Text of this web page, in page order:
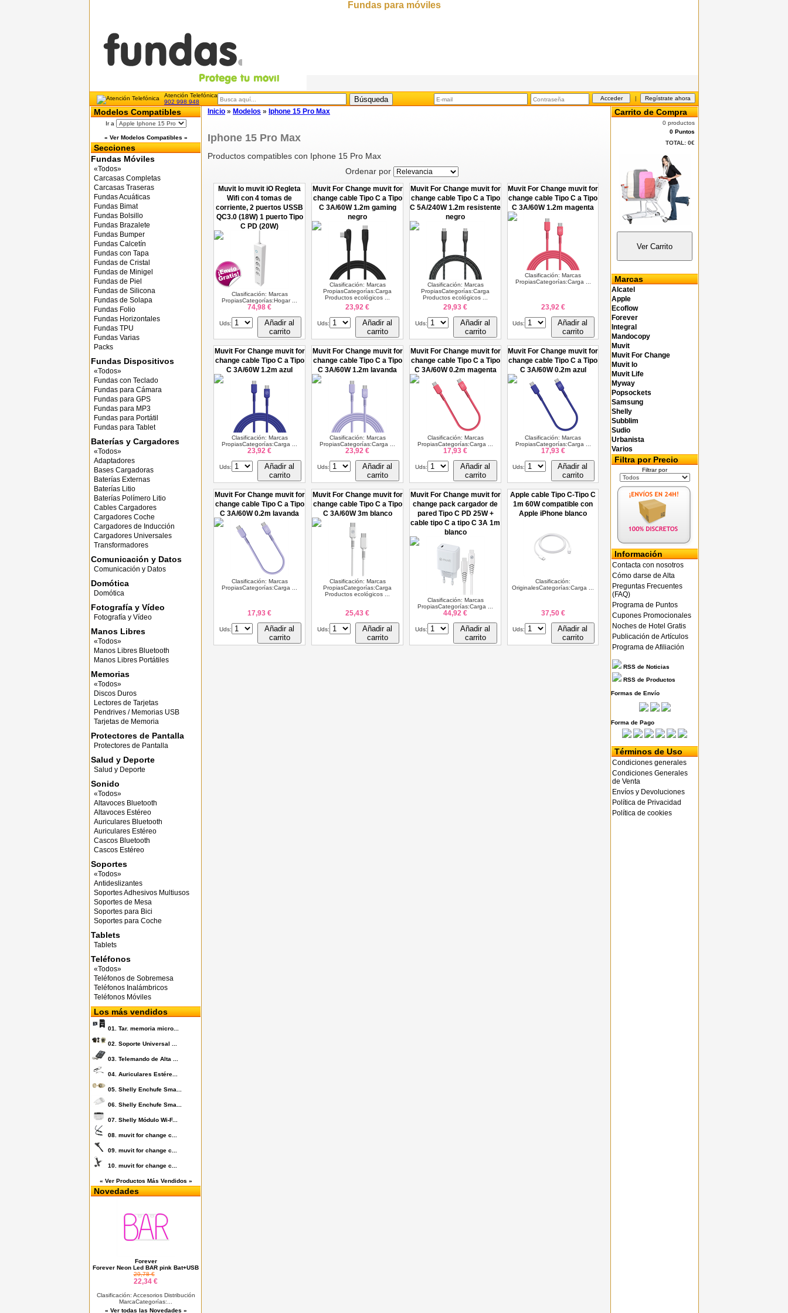
Fundas para móviles
Atención Telefónica
902 998 948
|
Modelos Compatibles
Ir a
« Ver Modelos Compatibles »
Secciones
Fundas Móviles
«Todos»
Carcasas Completas
Carcasas Traseras
Fundas Acuáticas
Fundas Bimat
Fundas Bolsillo
Fundas Brazalete
Fundas Bumper
Fundas Calcetín
Fundas con Tapa
Fundas de Cristal
Fundas de Minigel
Fundas de Piel
Fundas de Silicona
Fundas de Solapa
Fundas Folio
Fundas Horizontales
Fundas TPU
Fundas Varias
Packs
Fundas Dispositivos
«Todos»
Fundas con Teclado
Fundas para Cámara
Fundas para GPS
Fundas para MP3
Fundas para Portátil
Fundas para Tablet
Baterías y Cargadores
«Todos»
Adaptadores
Bases Cargadoras
Baterías Externas
Baterías Litio
Baterías Polímero Litio
Cables Cargadores
Cargadores Coche
Cargadores de Inducción
Cargadores Universales
Transformadores
Comunicación y Datos
Comunicación y Datos
Domótica
Domótica
Fotografía y Vídeo
Fotografía y Vídeo
Manos Libres
«Todos»
Manos Libres Bluetooth
Manos Libres Portátiles
Memorias
«Todos»
Discos Duros
Lectores de Tarjetas
Pendrives / Memorias USB
Tarjetas de Memoria
Protectores de Pantalla
Protectores de Pantalla
Salud y Deporte
Salud y Deporte
Sonido
«Todos»
Altavoces Bluetooth
Altavoces Estéreo
Auriculares Bluetooth
Auriculares Estéreo
Cascos Bluetooth
Cascos Estéreo
Soportes
«Todos»
Antideslizantes
Soportes Adhesivos Multiusos
Soportes de Mesa
Soportes para Bici
Soportes para Coche
Tablets
Tablets
Teléfonos
«Todos»
Teléfonos de Sobremesa
Teléfonos Inalámbricos
Teléfonos Móviles
Los más vendidos
01. Tar. memoria micro...
02. Soporte Universal ...
03. Telemando de Alta ...
04. Auriculares Estére...
05. Shelly Enchufe Sma...
06. Shelly Enchufe Sma...
07. Shelly Módulo Wi-F...
08. muvit for change c...
09. muvit for change c...
10. muvit for change c...
« Ver Productos Más Vendidos »
Novedades
Forever
Forever Neon Led BAR pink Bat+USB
29,78 €
22,34 €
Clasificación: Accesorios Distribución
MarcaCategorías:...
« Ver todas las Novedades »
Inicio » Modelos » Iphone 15 Pro Max
Iphone 15 Pro Max
Productos compatibles con Iphone 15 Pro Max
Ordenar por
Muvit Io muvit iO Regleta
Wifi con 4 tomas de
corriente, 2 puertos USSB
QC3.0 (18W) 1 puerto Tipo
C PD (20W)
Clasificación: Marcas
PropiasCategorías:Hogar ...
74,98 €
Uds:
Añadir al
carrito
Muvit For Change muvit for
change cable Tipo C a Tipo
C 3A/60W 1.2m gaming
negro
Clasificación: Marcas
PropiasCategorías:Carga
Productos ecológicos ...
23,92 €
Uds:
Añadir al
carrito
Muvit For Change muvit for
change cable Tipo C a Tipo
C 5A/240W 1.2m resistente
negro
Clasificación: Marcas
PropiasCategorías:Carga
Productos ecológicos ...
29,93 €
Uds:
Añadir al
carrito
Muvit For Change muvit for
change cable Tipo C a Tipo
C 3A/60W 1.2m magenta
Clasificación: Marcas
PropiasCategorías:Carga ...
23,92 €
Uds:
Añadir al
carrito
Muvit For Change muvit for
change cable Tipo C a Tipo
C 3A/60W 1.2m azul
Clasificación: Marcas
PropiasCategorías:Carga ...
23,92 €
Uds:
Añadir al
carrito
Muvit For Change muvit for
change cable Tipo C a Tipo
C 3A/60W 1.2m lavanda
Clasificación: Marcas
PropiasCategorías:Carga ...
23,92 €
Uds:
Añadir al
carrito
Muvit For Change muvit for
change cable Tipo C a Tipo
C 3A/60W 0.2m magenta
Clasificación: Marcas
PropiasCategorías:Carga ...
17,93 €
Uds:
Añadir al
carrito
Muvit For Change muvit for
change cable Tipo C a Tipo
C 3A/60W 0.2m azul
Clasificación: Marcas
PropiasCategorías:Carga ...
17,93 €
Uds:
Añadir al
carrito
Muvit For Change muvit for
change cable Tipo C a Tipo
C 3A/60W 0.2m lavanda
Clasificación: Marcas
PropiasCategorías:Carga ...
17,93 €
Uds:
Añadir al
carrito
Muvit For Change muvit for
change cable Tipo C a Tipo
C 3A/60W 3m blanco
Clasificación: Marcas
PropiasCategorías:Carga
Productos ecológicos ...
25,43 €
Uds:
Añadir al
carrito
Muvit For Change muvit for
change pack cargador de
pared Tipo C PD 25W +
cable tipo C a tipo C 3A 1m
blanco
Clasificación: Marcas
PropiasCategorías:Carga ...
44,92 €
Uds:
Añadir al
carrito
Apple cable Tipo C-Tipo C
1m 60W compatible con
Apple iPhone blanco
Clasificación:
OriginalesCategorías:Carga ...
37,50 €
Uds:
Añadir al
carrito
Carrito de Compra
0 productos
0 Puntos
TOTAL: 0€
Marcas
Alcatel
Apple
Ecoflow
Forever
Integral
Mandocopy
Muvit
Muvit For Change
Muvit Io
Muvit Life
Myway
Popsockets
Samsung
Shelly
Subblim
Sudio
Urbanista
Varios
Filtra por Precio
Filtrar por
Información
Contacta con nosotros
Cómo darse de Alta
Preguntas Frecuentes
(FAQ)
Programa de Puntos
Cupones Promocionales
Noches de Hotel Gratis
Publicación de Artículos
Programa de Afiliación
RSS de Noticias
RSS de Productos
Formas de Envío
Forma de Pago
Términos de Uso
Condiciones generales
Condiciones Generales
de Venta
Envíos y Devoluciones
Política de Privacidad
Política de cookies